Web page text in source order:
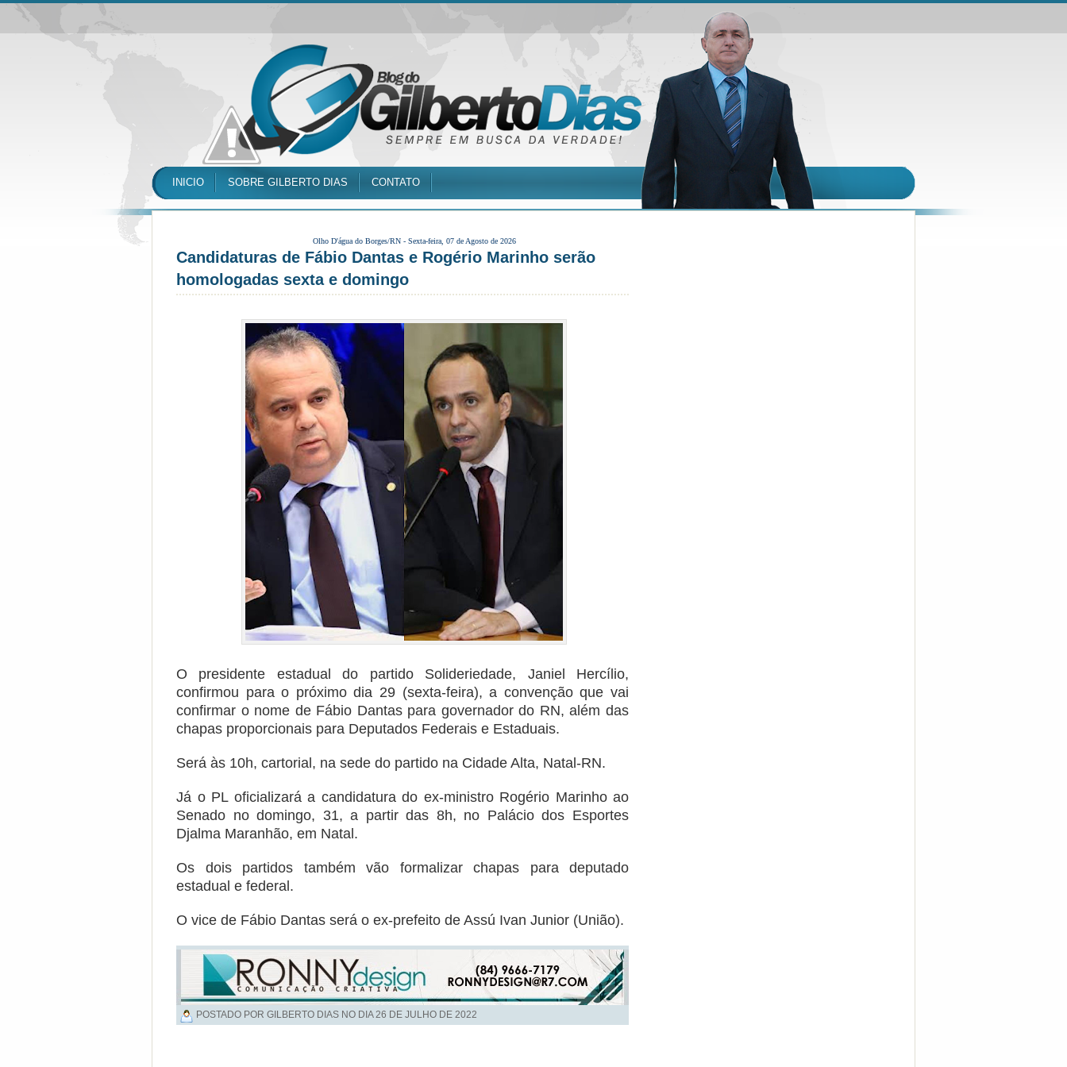
INICIO SOBRE GILBERTO DIAS CONTATO
Olho D'água do Borges/RN - Sexta-feira, 07 de Agosto de 2026
Candidaturas de Fábio Dantas e Rogério Marinho serão
homologadas sexta e domingo
O presidente estadual do partido Solideriedade, Janiel Hercílio,
confirmou para o próximo dia 29 (sexta-feira), a convenção que vai
confirmar o nome de Fábio Dantas para governador do RN, além das
chapas proporcionais para Deputados Federais e Estaduais.
Será às 10h, cartorial, na sede do partido na Cidade Alta, Natal-RN.
Já o PL oficializará a candidatura do ex-ministro Rogério Marinho ao
Senado no domingo, 31, a partir das 8h, no Palácio dos Esportes
Djalma Maranhão, em Natal.
Os dois partidos também vão formalizar chapas para deputado
estadual e federal.
O vice de Fábio Dantas será o ex-prefeito de Assú Ivan Junior (União).
POSTADO POR GILBERTO DIAS NO DIA26 DE JULHO DE 2022